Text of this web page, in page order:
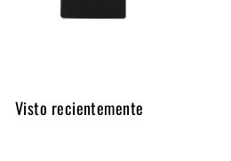
Visto recientemente